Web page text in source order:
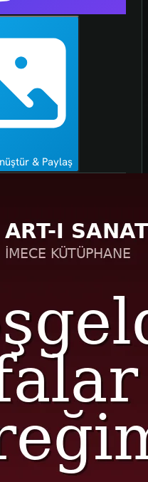
& Paylaş